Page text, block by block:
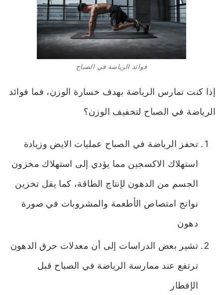
فوائد الرياضة في الصباح
إذا كنت تمارس الرياضة بهدف خسارة الوزن، فما فوائد
الرياضة في الصباح لتخفيف الوزن؟
تحفز الرياضة في الصباح عمليات الايض وزيادة
استهلاك الاكسجين مما يؤدي إلى استهلاك مخزون
الجسم من الدهون لإنتاج الطاقة، كما يقل تخزين
نواتج امتصاص الأطعمة والمشروبات في صورة
دهون
تشير بعض الدراسات إلى أن معدلات حرق الدهون
ترتفع عند ممارسة الرياضة في الصباح قبل
الإفطار